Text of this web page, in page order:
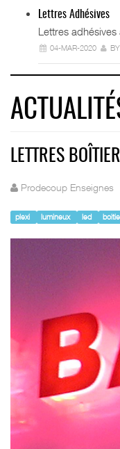
Lettres Adhésives
Lettres
04-MAR-2020
LETTRES
Prodecoup Enseignes
plexi lumineux led